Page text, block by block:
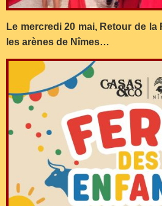
Le mercredi 20 mai, Retour de
les arènes de Nîmes…